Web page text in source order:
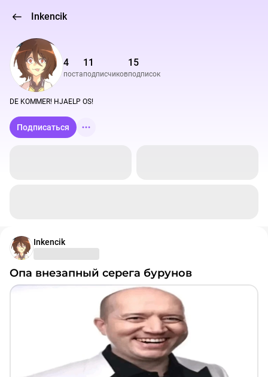
Inkencik
4
поста
11
подписчиков
15
подписок
DE KOMMER! HJAELP OS!
Подписаться
Inkencik
опа внезапный серега бурунов